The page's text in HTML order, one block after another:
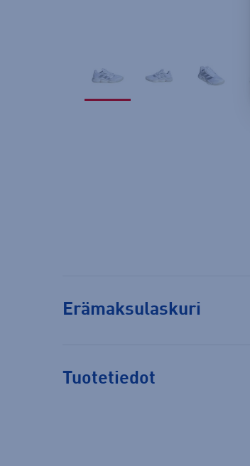
Erämaksulaskuri
Tuotetiedot